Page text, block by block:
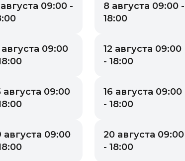
09:00 -
8 августа 09:00 -
18:00
августа 09:00
12 августа 09:00
- 18:00
августа 09:00
16 августа 09:00
- 18:00
августа 09:00
20 августа 09:00
- 18:00